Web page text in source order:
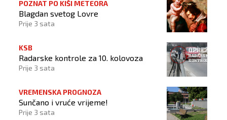
POZNAT PO KIŠI METEORA
Blagdan svetog Lovre
Prije 3 sata
KSB
Radarske kontrole za 10. kolovoza
Prije 3 sata
VREMENSKA PROGNOZA
Sunčano i vruće vrijeme!
Prije 3 sata